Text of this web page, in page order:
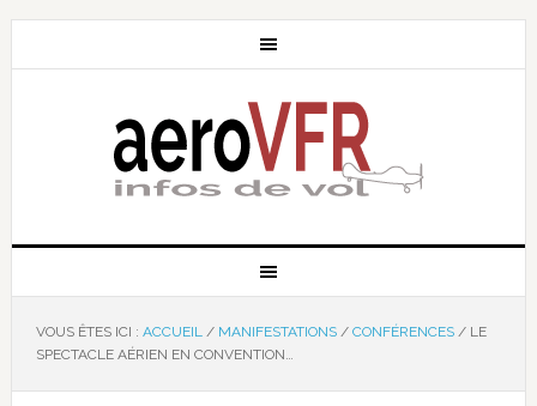
VOUS ÊTES ICI : ACCUEIL / MANIFESTATIONS / CONFÉRENCES /LE
SPECTACLE AÉRIEN EN CONVENTION…